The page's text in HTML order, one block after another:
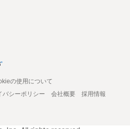
の使用について
バシーポリシー 会社概要
採用情報